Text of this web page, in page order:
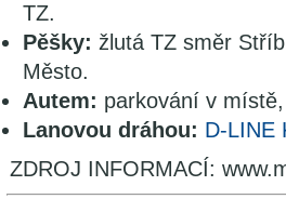
TZ.
Pěšky: žlutá TZ směr
Město.
Autem: parkování v
Lanovou dráhou: D-LINE
ZDROJ INFORMACÍ: